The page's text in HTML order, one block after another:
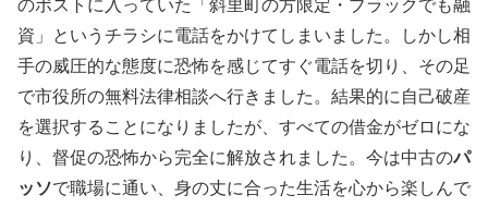
のポストに入っていた「斜里町の方限定・ブラックでも融
資」というチラシに電話をかけてしまいました。しかし相
手の威圧的な態度に恐怖を感じてすぐ電話を切り、その足
で市役所の無料法律相談へ行きました。結果的に自己破産
を選択することになりましたが、すべての借金がゼロにな
り、督促の恐怖から完全に解放されました。今は中古のパ
ッソで職場に通い、身の丈に合った生活を心から楽しんで